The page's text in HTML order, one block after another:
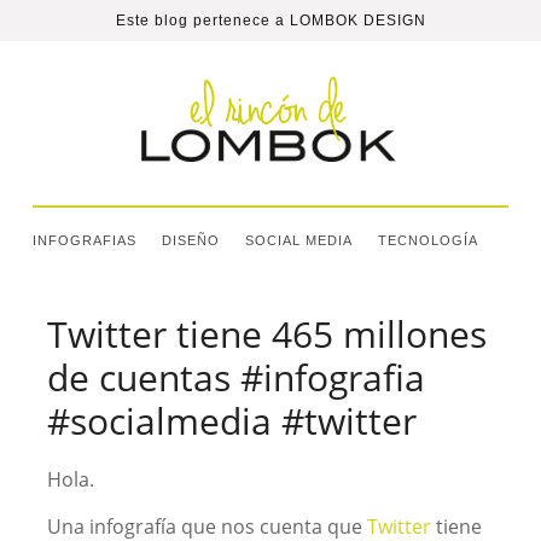
Este blog pertenece a LOMBOK DESIGN
INFOGRAFIAS DISEÑO SOCIAL MEDIA TECNOLOGÍA
Twitter tiene 465 millones
de cuentas #infografia
#socialmedia #twitter
Hola.
Una infografía que nos cuenta que Twittertiene